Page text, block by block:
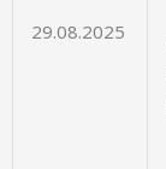
29.08.2025